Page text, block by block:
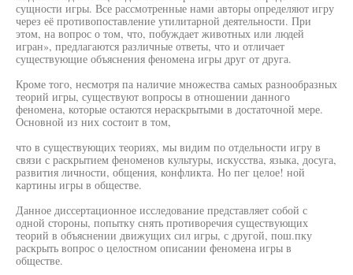
сущности игры. Все рассмотренные нами авторы определяют игру
через её противопоставление утилитарной деятельности. При
этом, на вопрос о том, что, побуждает животных или людей
игран», предлагаются различные ответы, что и отличает
существующие объяснения феномена игры друг от друга.
Кроме того, несмотря па наличие множества самых разнообразных
теорий игры, существуют вопросы в отношении данного
феномена, которые остаются нераскрытыми в достаточной мере.
Основной из них состоит в том,
что в существующих теориях, мы видим по отдельности игру в
связи с раскрытием феноменов культуры, искусства, языка, досуга,
развития личности, общения, конфликта. Но пег целое! ной
картины игры в обществе.
Данное диссертационное исследование представляет собой с
одной стороны, попытку снять противоречия существующих
теорий в объяснении движущих сил игры, с другой, пош.пку
раскрыть вопрос о целостном описании феномена игры в
обществе.